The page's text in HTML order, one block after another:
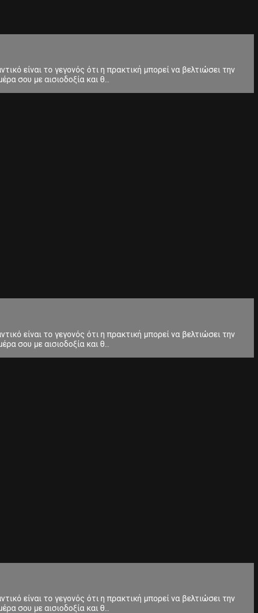
είναι το γεγονός ότι η πρακτική μπορεί να βελτιώσει την
σου με αισιοδοξία και θ...
είναι το γεγονός ότι η πρακτική μπορεί να βελτιώσει την
σου με αισιοδοξία και θ...
είναι το γεγονός ότι η πρακτική μπορεί να βελτιώσει την
σου με αισιοδοξία και θ...